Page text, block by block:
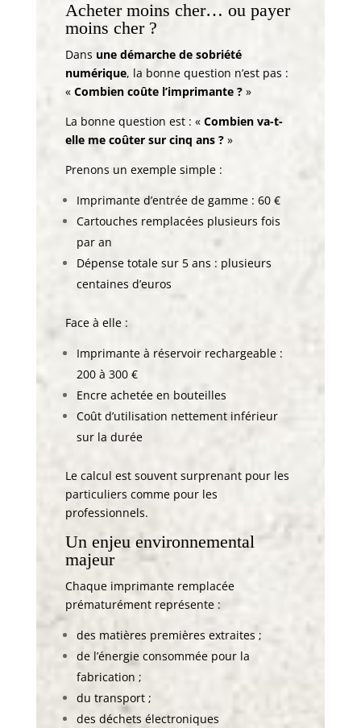
Acheter moins cher… ou payer
moins cher ?
Dans une démarche de sobriété
numérique, la bonne question n’est pas :
« Combien coûte l’imprimante ?»
La bonne question est : « Combien va-t-
elle me coûter sur cinq ans ?»
Prenons un exemple simple :
Imprimante d’entrée de gamme : 60 €
Cartouches remplacées plusieurs fois
par an
Dépense totale sur 5 ans : plusieurs
centaines d’euros
Face à elle :
Imprimante à réservoir rechargeable :
200 à 300 €
Encre achetée en bouteilles
Coût d’utilisation nettement inférieur
sur la durée
Le calcul est souvent surprenant pour les
particuliers comme pour les
professionnels.
Un enjeu environnemental
majeur
Chaque imprimante remplacée
prématurément représente :
des matières premières extraites ;
de l’énergie consommée pour la
fabrication ;
du transport ;
des déchets électroniques